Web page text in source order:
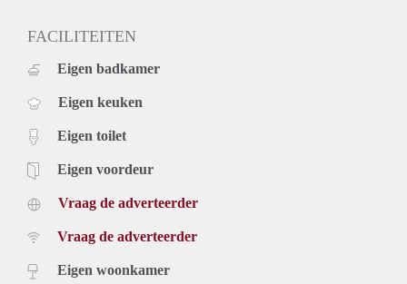
FACILITEITEN
Eigen badkamer
Eigen keuken
Eigen toilet
Eigen voordeur
Vraag de adverteerder
Vraag de adverteerder
Eigen woonkamer